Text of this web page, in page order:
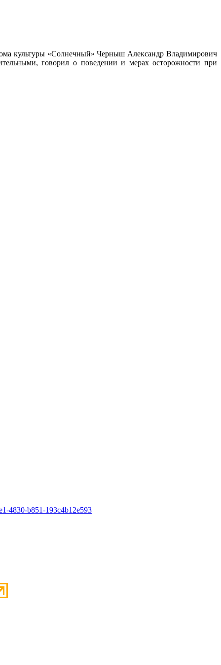
культуры «Солнечный» Черныш Александр Владимирович
говорил о поведении и мерах осторожности при